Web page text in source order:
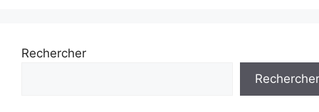
Rechercher
Rechercher